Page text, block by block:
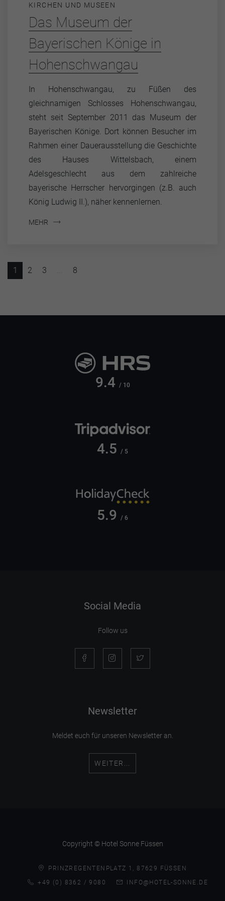
KIRCHEN UND MUSEEN
Das Museum der
Bayerischen Könige in
Hohenschwangau
In Hohenschwangau, zu Füßen des
gleichnamigen Schlosses Hohenschwangau,
steht seit September 2011 das Museum der
Bayerischen Könige. Dort können Besucher im
Rahmen einer Dauerausstellung die Geschichte
des Hauses Wittelsbach, einem
Adelsgeschlecht aus dem zahlreiche
bayerische Herrscher hervorgingen (z.B. auch
König Ludwig II.), näher kennenlernen.
MEHR
1 2 3 8
9.4 / 10
4.5 / 5
5.9 / 6
Social Media
Follow us
Newsletter
Meldet euch für unseren Newsletter an.
WEITER...
Copyright © Hotel Sonne Füssen
PRINZREGENTENPLATZ 1, 87629 FÜSSEN
+49 (0) 8362 / 9080
INFO@HOTEL-SONNE.DE